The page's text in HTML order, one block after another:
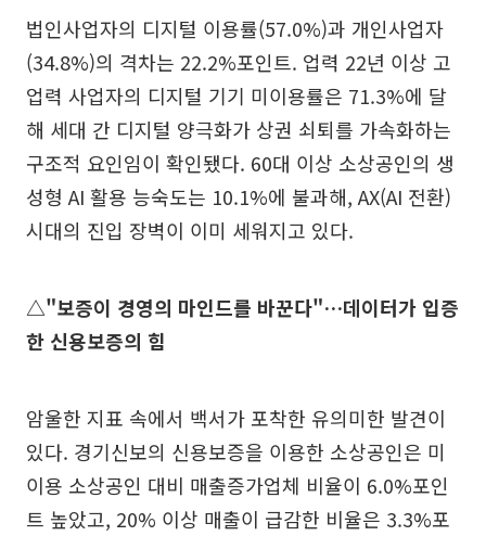
법인사업자의 디지털 이용률(57.0%)과 개인사업자
(34.8%)의 격차는 22.2%포인트. 업력 22년 이상 고
업력 사업자의 디지털 기기 미이용률은 71.3%에 달
해 세대 간 디지털 양극화가 상권 쇠퇴를 가속화하는
구조적 요인임이 확인됐다. 60대 이상 소상공인의 생
성형 AI 활용 능숙도는 10.1%에 불과해, AX(AI 전환)
시대의 진입 장벽이 이미 세워지고 있다.
△"보증이 경영의 마인드를 바꾼다"…데이터가 입증
한 신용보증의 힘
암울한 지표 속에서 백서가 포착한 유의미한 발견이
있다. 경기신보의 신용보증을 이용한 소상공인은 미
이용 소상공인 대비 매출증가업체 비율이 6.0%포인
트 높았고, 20% 이상 매출이 급감한 비율은 3.3%포